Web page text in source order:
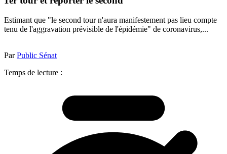
Estimant que "le second tour n'aura manifestement pas lieu compte
tenu de l'aggravation prévisible de l'épidémie" de coronavirus,...
ParPublic Sénat
Temps de lecture :